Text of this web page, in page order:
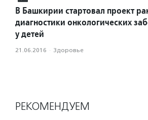
В Башкирии стартовал проект
диагностики онкологических
у детей
21.06.2016 · Здоровье
РЕКОМЕНДУЕМ